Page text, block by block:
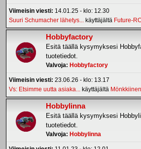
Viimeisin viesti: 14.01.25 - klo: 12.30
Suuri Schumacher lähetys... käyttäjältä Future-RC
Hobbyfactory
Esitä täällä kysymyksesi
tuotetiedot.
Valvoja: Hobbyfactory
Viimeisin viesti: 23.06.26 - klo: 13.17
Vs: Etsimme uutta asiaka... käyttäjältä Mönkkiinen
Hobbylinna
Esitä täällä kysymyksesi
tuotetiedot.
Valvoja: Hobbylinna